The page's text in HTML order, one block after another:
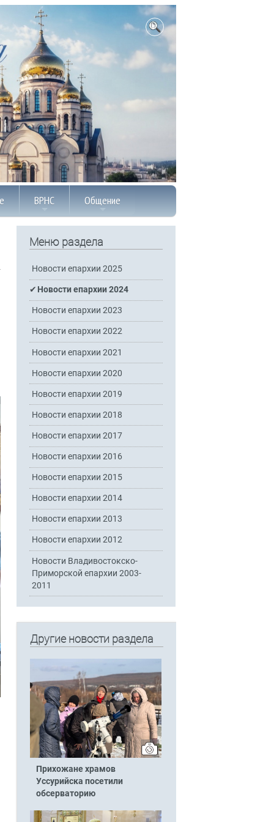
ВРНС Общение
Меню раздела
Новости епархии 2025
Новости епархии 2024
Новости епархии 2023
Новости епархии 2022
Новости епархии 2021
Новости епархии 2020
Новости епархии 2019
Новости епархии 2018
Новости епархии 2017
Новости епархии 2016
Новости епархии 2015
Новости епархии 2014
Новости епархии 2013
Новости епархии 2012
Новости Владивостокско-
Приморской епархии 2003-
2011
Другие новости раздела
Прихожане храмов
Уссурийска посетили
обсерваторию